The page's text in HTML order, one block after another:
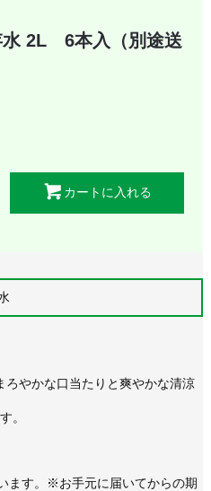
水 2L 6本入（別途送
カートに入れる
やかな口当たりと爽やかな清涼
。
ます。※お手元に届いてからの期